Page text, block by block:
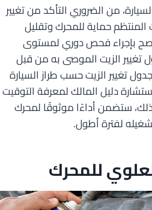
من الضروري التأكد من تغيير
المنتظم حماية للمحرك وتقليل
بإجراء فحص دوري لمستوى
تغيير الزيت الموصى به من قبل
تغيير الزيت حسب طراز السيارة
دليل المالك لمعرفة التوقيت
بذلك، ستضمن أداءًا موثوقًا لمحرك
لفترة أطول.
للمحرك